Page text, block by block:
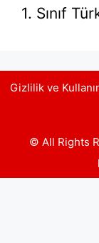
1. Sınıf
Gizlilik ve
© All Rights